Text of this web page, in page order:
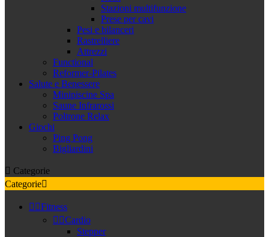
Stazioni multifunzione
Prese per cavi
Pesi e bilanceri
Rastrelliere
Attrezzi
Functional
Reformer-Pilates
Salute e Benessere
Minipiscine Spa
Saune Infrarossi
Poltrone Relax
Giochi
Ping Pong
Bigliardini
 Categorie
Categorie
 Fitness
 Cardio
Stepper